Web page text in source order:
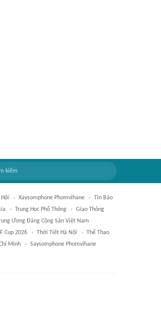
Xaysomphone Phomvihane
Tin Bão
Trung Học Phổ Thông
Giao Thông
Ương Đảng Cộng Sản Việt Nam
Cup 2026 Thời Tiết Hà Nội
Thể Thao
Minh
Saysomphone Phomvihane